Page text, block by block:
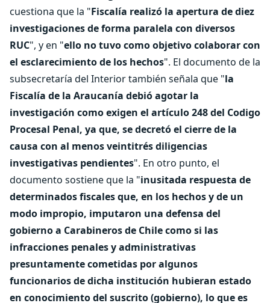
cuestiona que la "Fiscalía realizó la apertura de diez
investigaciones de forma paralela con diversos
RUC", y en "ello no tuvo como objetivo colaborar con
el esclarecimiento de los hechos". El documento de la
subsecretaría del Interior también señala que "la
Fiscalía de la Araucanía debió agotar la
investigación como exigen el artículo 248 del Codigo
Procesal Penal, ya que, se decretó el cierre de la
causa con al menos veintitrés diligencias
investigativas pendientes". En otro punto, el
documento sostiene que la "inusitada respuesta de
determinados fiscales que, en los hechos y de un
modo impropio, imputaron una defensa del
gobierno a Carabineros de Chile como si las
infracciones penales y administrativas
presuntamente cometidas por algunos
funcionarios de dicha institución hubieran estado
en conocimiento del suscrito (gobierno), lo que es